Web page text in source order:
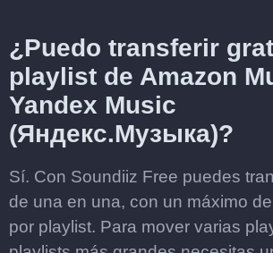
¿Puedo transferir
playlist de Amazon
Yandex Music
(Яндекс.Музыка)?
Sí. Con Soundiiz Free puedes
de una en una, con un máximo
por playlist. Para mover varias